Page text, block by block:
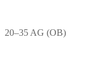
20–35 AG (OB)